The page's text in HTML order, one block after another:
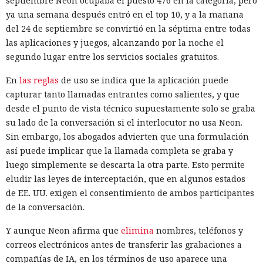
ya una semana después entró en el top 10, y a la mañana
del 24 de septiembre se convirtió en la séptima entre todas
las aplicaciones y juegos, alcanzando por la noche el
segundo lugar entre los servicios sociales gratuitos.
En las reglas de uso se indica que la aplicación puede
capturar tanto llamadas entrantes como salientes, y que
desde el punto de vista técnico supuestamente solo se graba
su lado de la conversación si el interlocutor no usa Neon.
Sin embargo, los abogados advierten que una formulación
así puede implicar que la llamada completa se graba y
luego simplemente se descarta la otra parte. Esto permite
eludir las leyes de interceptación, que en algunos estados
de EE. UU. exigen el consentimiento de ambos participantes
de la conversación.
Y aunque Neon afirma que elimina nombres, teléfonos y
correos electrónicos antes de transferir las grabaciones a
compañías de IA, en los términos de uso aparece una